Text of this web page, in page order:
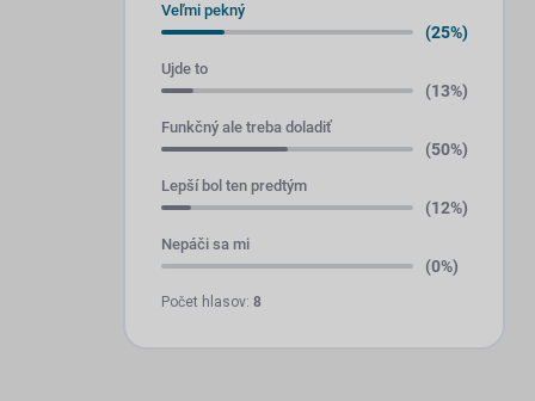
Veľmi pekný
(25%)
Ujde to
(13%)
Funkčný ale treba doladiť
(50%)
Lepší bol ten predtým
(12%)
Nepáči sa mi
(0%)
Počet hlasov: 8